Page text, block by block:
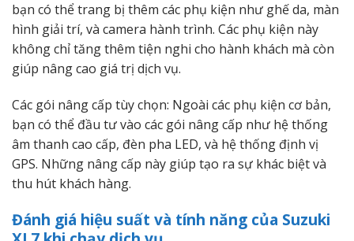
bạn có thể trang bị thêm các phụ kiện như ghế da, màn
hình giải trí, và camera hành trình. Các phụ kiện này
không chỉ tăng thêm tiện nghi cho hành khách mà còn
giúp nâng cao giá trị dịch vụ.
Các gói nâng cấp tùy chọn: Ngoài các phụ kiện cơ bản,
bạn có thể đầu tư vào các gói nâng cấp như hệ thống
âm thanh cao cấp, đèn pha LED, và hệ thống định vị
GPS. Những nâng cấp này giúp tạo ra sự khác biệt và
thu hút khách hàng.
Đánh giá hiệu suất và tính năng của Suzuki